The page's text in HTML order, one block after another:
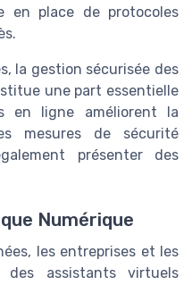
en place de protocoles
la gestion sécurisée des
une part essentielle
en ligne améliorent la
mesures de sécurité
présenter des
Numérique
les entreprises et les
des assistants virtuels